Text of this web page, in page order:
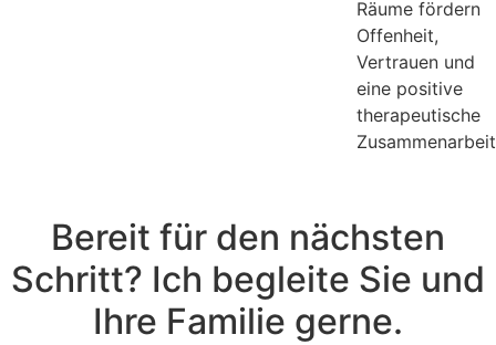
Räume fördern
Offenheit,
Vertrauen und
eine positive
therapeutische
Bereit für den nächsten
Schritt? Ich begleite Sie und
Ihre Familie gerne.